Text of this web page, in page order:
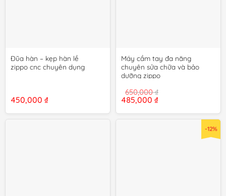
Đũa hàn – kẹp hàn lề
zippo cnc chuyên dụng
450,000 ₫
Máy cầm tay đa năng
chuyên sửa chữa và bảo
dưỡng zippo
650,000₫
Giá
là:
485,000 ₫Giá
tại
-12%